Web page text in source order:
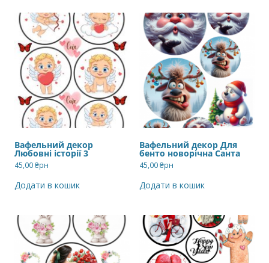
Вафельний декор
Любовні історії 3
45,00₴рн
Додати в кошик
Вафельний декор Для
бенто новорічна Санта
45,00₴рн
Додати в кошик